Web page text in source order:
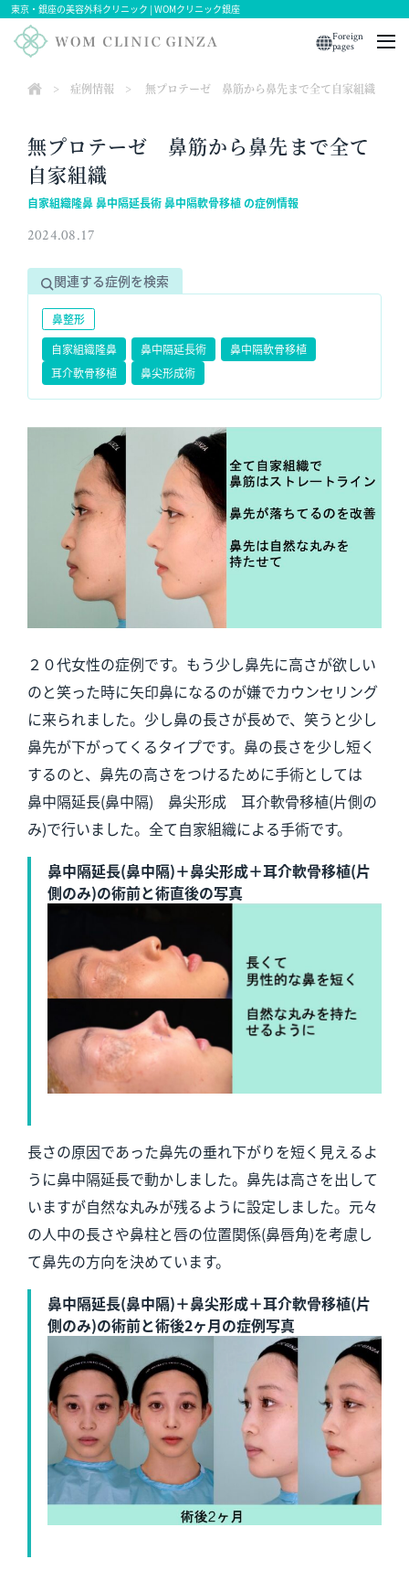
東京・銀座の美容外科クリニック | WOMクリニック銀座
Foreign
pages
> 症例情報 > 無プロテーゼ 鼻筋から鼻先まで全て自家組織
無プロテーゼ 鼻筋から鼻先まで全て
自家組織
自家組織隆鼻 鼻中隔延長術 鼻中隔軟骨移植 の症例情報
2024.08.17
関連する症例を検索
鼻整形
自家組織隆鼻
鼻中隔延長術
鼻中隔軟骨移植
耳介軟骨移植
鼻尖形成術
２０代女性の症例です。もう少し鼻先に高さが欲しい
のと笑った時に矢印鼻になるのが嫌でカウンセリング
に来られました。少し鼻の長さが長めで、笑うと少し
鼻先が下がってくるタイプです。鼻の長さを少し短く
するのと、鼻先の高さをつけるために手術としては
鼻中隔延長(鼻中隔) 鼻尖形成 耳介軟骨移植(片側の
み)で行いました。全て自家組織による手術です。
鼻中隔延長(鼻中隔)＋鼻尖形成＋耳介軟骨移植(片
側のみ)の術前と術直後の写真
長さの原因であった鼻先の垂れ下がりを短く見えるよ
うに鼻中隔延長で動かしました。鼻先は高さを出して
いますが自然な丸みが残るように設定しました。元々
の人中の長さや鼻柱と唇の位置関係(鼻唇角)を考慮し
て鼻先の方向を決めています。
鼻中隔延長(鼻中隔)＋鼻尖形成＋耳介軟骨移植(片
側のみ)の術前と術後2ヶ月の症例写真